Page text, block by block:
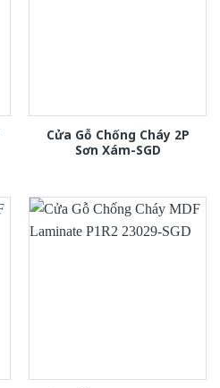
Cửa Gỗ Chống Cháy 2P
Sơn Xám-SGD